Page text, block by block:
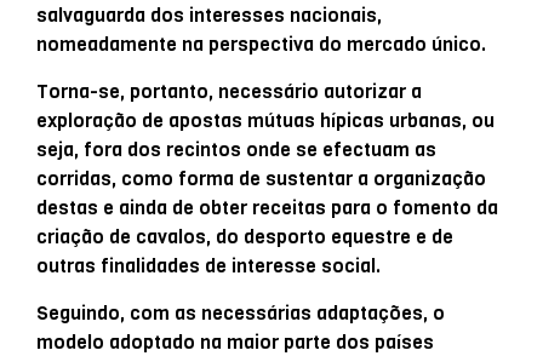
salvaguarda dos interesses nacionais,
nomeadamente na perspectiva do mercado único.
Torna-se, portanto, necessário autorizar a
exploração de apostas mútuas hípicas urbanas, ou
seja, fora dos recintos onde se efectuam as
corridas, como forma de sustentar a organização
destas e ainda de obter receitas para o fomento da
criação de cavalos, do desporto equestre e de
outras finalidades de interesse social.
Seguindo, com as necessárias adaptações, o
modelo adoptado na maior parte dos países